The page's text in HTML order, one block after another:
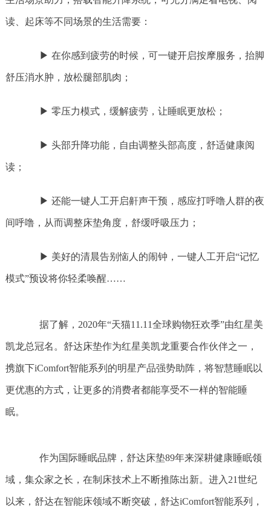
读、起床等不同场景的生活需要：
▶ 在你感到疲劳的时候，可一键开启按摩服务，抬脚
舒压消水肿，放松腿部肌肉；
▶ 零压力模式，缓解疲劳，让睡眠更放松；
▶ 头部升降功能，自由调整头部高度，舒适健康阅
读；
▶ 还能一键人工开启鼾声干预，感应打呼噜人群的夜
间呼噜，从而调整床垫角度，舒缓呼吸压力；
▶ 美好的清晨告别恼人的闹钟，一键人工开启“记忆
模式”预设将你轻柔唤醒……
据了解，2020年“天猫11.11全球购物狂欢季”由红星美
凯龙总冠名。舒达床垫作为红星美凯龙重要合作伙伴之一，
携旗下iComfort智能系列的明星产品强势助阵，将智慧睡眠以
更优惠的方式，让更多的消费者都能享受不一样的智能睡
眠。
作为国际睡眠品牌，舒达床垫89年来深耕健康睡眠领
域，集众家之长，在制床技术上不断推陈出新。进入21世纪
以来，舒达在智能床领域不断突破，舒达iComfort智能系列，